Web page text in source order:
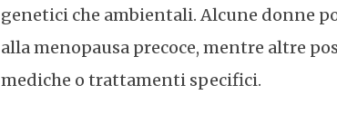
genetici che ambientali. Alcune donne
alla menopausa precoce, mentre altre
mediche o trattamenti specifici.